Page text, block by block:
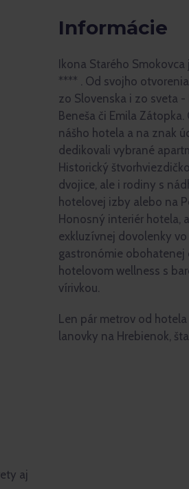
Informácie
Ikona Starého
**** . Od svojho
zo Slovenska i zo sveta -
Beneša či Emila
nášho hotela a na znak
dedikovali vybrané
Historický
dvojice, ale i rodiny s
hotelovej izby alebo na
Honosný interiér hotela,
exkluzívnej dovolenky
gastronómie obohatenej
hotelovom wellness s
vírivkou.
Len pár metrov od
lanovky na Hrebienok,
aj